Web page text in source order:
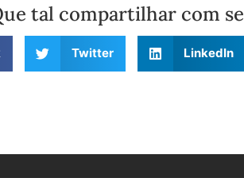
tal compartilhar com
Twitter LinkedIn